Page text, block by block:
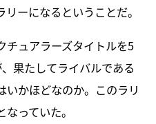
ーになるということだ。
チュアラーズタイトルを5
果たしてライバルである
いかほどなのか。このラリ
っていた。